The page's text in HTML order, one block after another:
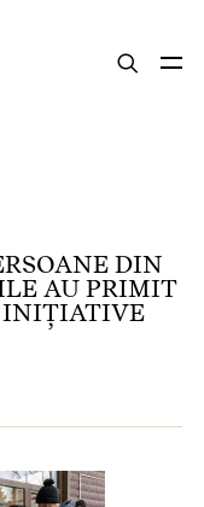
DIN
AU PRIMIT
INIȚIATIVE